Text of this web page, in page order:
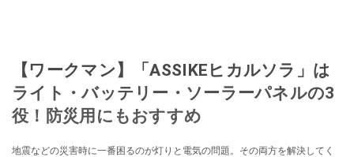
【ワークマン】「ASSIKEヒカルソラ」は
ライト・バッテリー・ソーラーパネルの3
役！防災用にもおすすめ
地震などの災害時に一番困るのが灯りと電気の問題。その両方を解決してく